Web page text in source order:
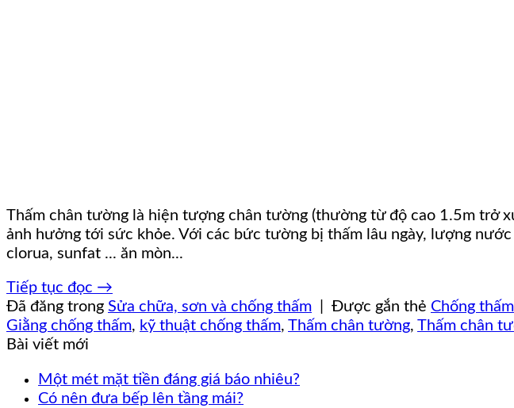
Thấm chân tường là hiện tượng chân tường (thường từ độ cao 1.5m trở
ảnh hưởng tới sức khỏe. Với các bức tường bị thấm lâu ngày, lượng
clorua, sunfat ... ăn mòn...
Tiếp tục đọc →
Đã đăng trong Sửa chữa, sơn và chống thấm Được gắn thẻ Chống thấm
Giằng chống thấm, kỹ thuật chống thấm, Thấm chân tường, Thấm chân
Bài viết mới
Một mét mặt tiền đáng giá báo nhiêu?
Có nên đưa bếp lên tầng mái?